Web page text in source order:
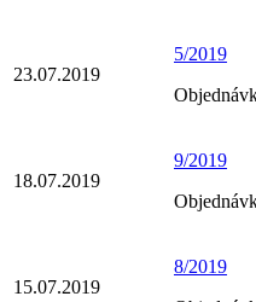
23.07.2019
5/2019
18.07.2019
9/2019
15.07.2019
8/2019